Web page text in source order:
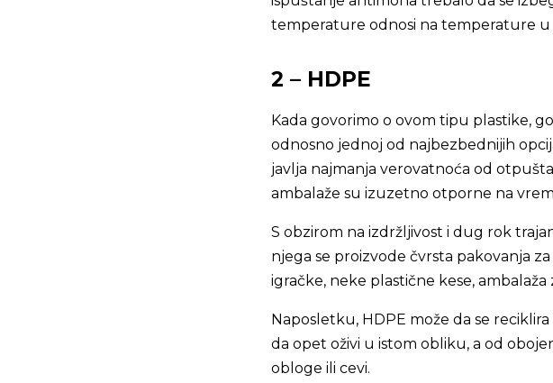
temperature odnosi na temperature u
2 – HDPE
Kada govorimo o ovom tipu plastike,
odnosno jednoj od najbezbednijih
javlja najmanja verovatnoća od
ambalaže su izuzetno otporne na
S obzirom na izdržljivost i dug rok
njega se proizvode čvrsta pakovanja
igračke, neke plastične kese, ambalaža
Naposletku, HDPE može da se
da opet oživi u istom obliku, a od
obloge ili cevi.